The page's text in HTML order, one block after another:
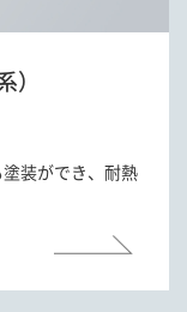
）
装ができ、耐熱